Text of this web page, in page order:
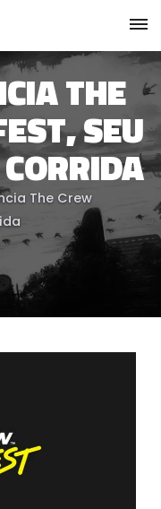
THE
SEU
The Crew